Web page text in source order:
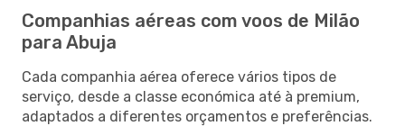
Companhias aéreas com voos de Milão
para Abuja
Cada companhia aérea oferece vários tipos de
serviço, desde a classe económica até à premium,
adaptados a diferentes orçamentos e preferências.